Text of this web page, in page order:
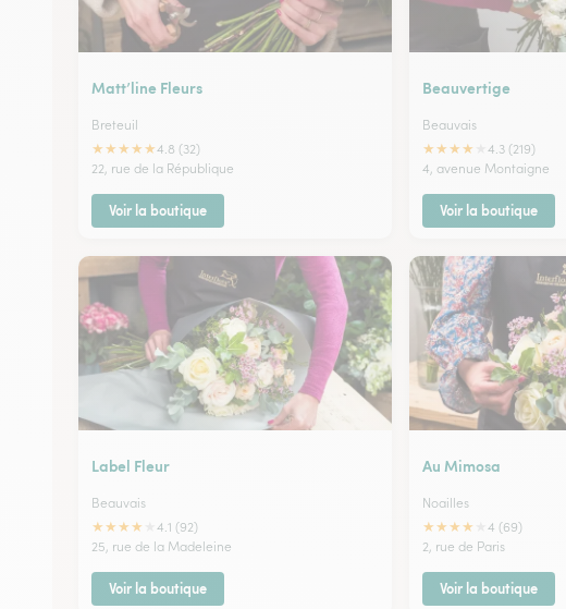
Matt’line Fleurs
Breteuil
★★★★★4.8 (32)
22, rue de la République
Voir la boutique
Beauvertige
Beauvais
★★★★
4.3 (219)
4, avenue Montaigne
Voir la boutique
Label Fleur
Beauvais
★★★★
4.1 (92)
25, rue de la Madeleine
Voir la boutique
Au Mimosa
Noailles
★★★★
4 (69)
2, rue de Paris
Voir la boutique